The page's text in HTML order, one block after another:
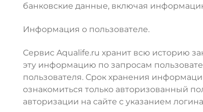
банковские данные, включая
Информация о пользователе.
Сервис Aqualife.ru хранит всю историю
эту информацию по запросам
пользователя. Срок хранения
ознакомиться только авторизованный
авторизации на сайте с указанием